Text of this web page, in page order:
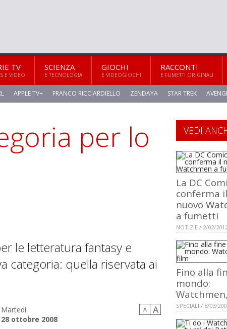
TV
E VIDEO
SCIENZA
E TECNOLOGIA
GIOCHI
E VIDEOGIOCHI
RACCONTI
E FUMETTI ORIGINALI
APPLE TV+ FRANCO RICCIARDIELLO ZENDAYA STAR TREK
per lo
le letteratura fantasy e
categoria: quella riservata ai
Martedì
28 ottobre 2008
A A
VEDI
La DC
conferma il
nuovo
a fumetti
NOTIZIE / 2/02/
Fino alla
mondo:
SPECIALI / 8/03/